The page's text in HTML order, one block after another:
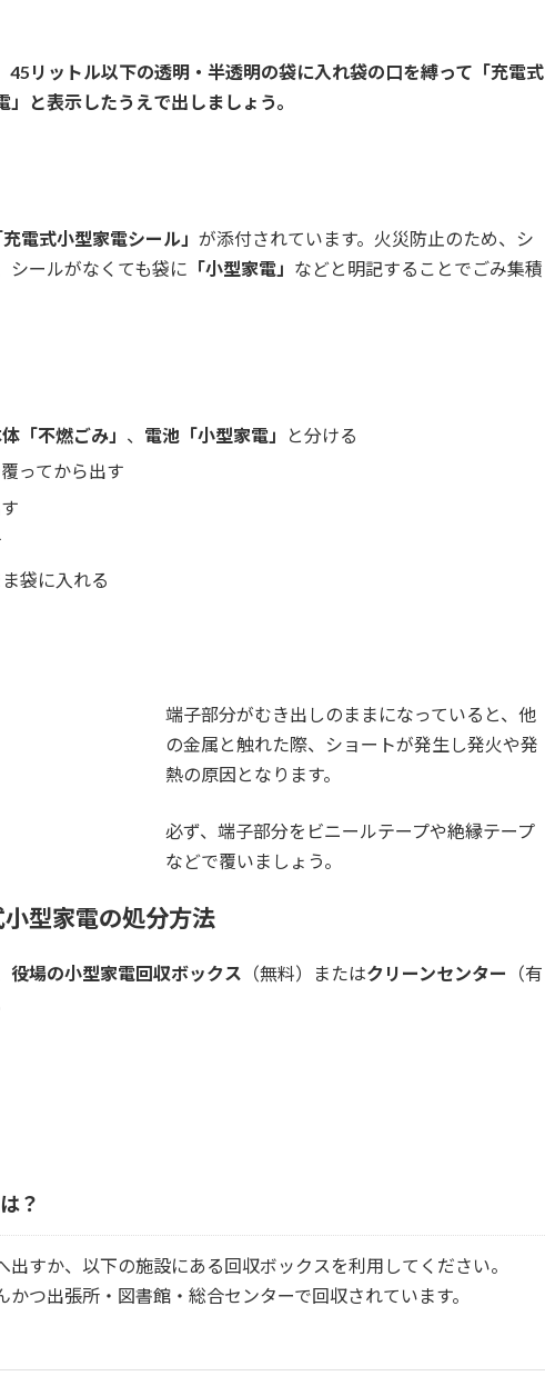
45リットル以下の透明・半透明の袋に入れ袋の口を縛って「充電式
と表示したうえで出しましょう。
充電式小型家電シール」 が添付されています。火災防止のため、シ
シールがなくても袋に 「小型家電」 などと明記することでごみ集積
「不燃ごみ」 、 電池「小型家電」
と分ける
ってから出す
袋に入れる
端子部分がむき出しのままになっていると、他
の金属と触れた際、ショートが発生し発火や発
熱の原因となります。
必ず、端子部分をビニールテープや絶縁テープ
などで覆いましょう。
型家電の処分方法
役場の小型家電回収ボックス （無料）またはクリーンセンター
（有
？
出すか、以下の施設にある回収ボックスを利用してください。
つ出張所・図書館・総合センターで回収されています。